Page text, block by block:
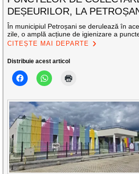
DEȘEURILOR, LA
În municipiul Petroșani se derulează în
zile, o amplă acțiune de igienizare a
CITEȘTE MAI DEPARTE
Distribuie acest articol